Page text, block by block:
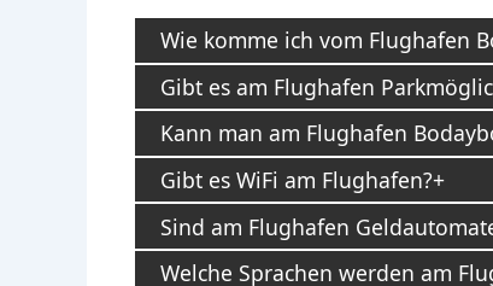
Wie komme ich vom Flughafen
Gibt es am Flughafen
Kann man am Flughafen
Gibt es WiFi am Flughafen?
Sind am Flughafen
Welche Sprachen werden am